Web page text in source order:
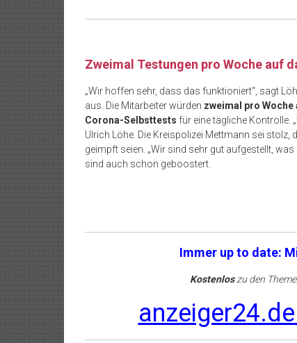
Zweimal Testungen pro Woche auf
„Wir hoffen sehr, dass das funktioniert“, sagt
aus. Die Mitarbeiter würden zweimal pro
Corona-Selbsttests für eine tägliche Kontrolle.
Ulrich Löhe. Die Kreispolizei Mettmann sei
geimpft seien. „Wir sind sehr gut aufgestellt, was
sind auch schon geboostert.
Immer up to date:
Kostenloszu den